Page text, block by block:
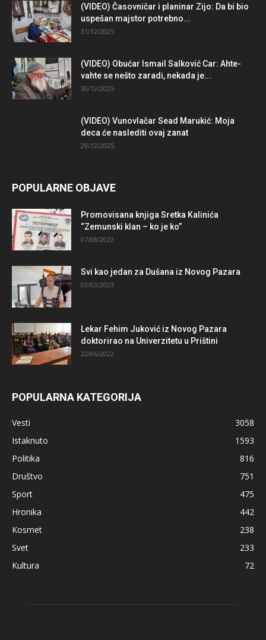
(VIDEO) Časovničar i planinar Zijo: Da bi bio
uspešan majstor potrebno...
31/12/2025
(VIDEO) Obućar Ismail Salković Car: Ahte-
vahte se nešto zaradi, nekada je...
30/12/2025
(VIDEO) Vunovlačar Sead Marukić: Moja
deca će naslediti ovaj zanat
29/12/2025
POPULARNE OBJAVE
Promovisana knjiga Sretka Kalinića
“Zemunski klan – ko je ko”
07/08/2022
Svi kao jedan za Dušana iz Novog Pazara
03/03/2023
Lekar Fehim Juković iz Novog Pazara
doktorirao na Univerzitetu u Prištini
22/06/2022
POPULARNA KATEGORIJA
Vesti
3058
Istaknuto
1593
Politika
816
Društvo
751
Sport
475
Hronika
442
Kosmet
238
Svet
233
Kultura
72